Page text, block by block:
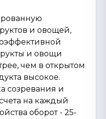
и овощей,
и овощи
чем в открытом
высокое.
созревания и
на каждый
оборот - 25-